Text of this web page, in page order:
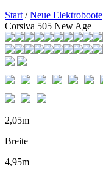
Start /Neue Elektroboote
Corsiva 505 New Age
2,05m
Breite
4,95m